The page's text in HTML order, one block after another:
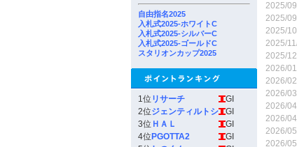
自由指名2025
入札式2025-ホワイトC
入札式2025-シルバーC
入札式2025-ゴールドC
スタリオンカップ2025
1位 リサーチ
GI
2位ジェンティルトシ
GI
3位 ＨＡＬ
GI
4位 PGOTTA2
GI
2025/
2025/
2025/
2025/
2025/
2026/
2026/
2026/
2026/
2026/
2026/
2026/